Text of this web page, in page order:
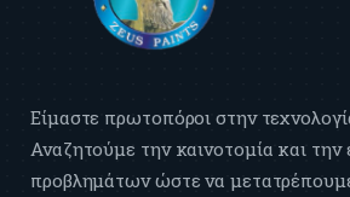
Είμαστε πρωτοπόροι στην
Αναζητούμε την καινοτομία και
προβλημάτων ώστε να